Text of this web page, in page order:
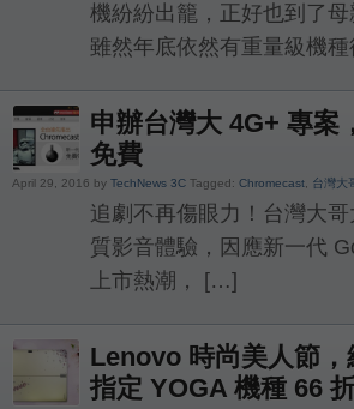
機紛紛出籠，正好也到了母
雖然年底依然有重量級機
申辦台灣大 4G+ 專案
免費
April 29, 2016 by TechNews 3C Tagged: Chromecast, 台灣大
追劇不再傷眼力！台灣大
質影音體驗，因應新一代
上市熱潮， […]
Lenovo 時尚美人節，
指定 YOGA 機種 66